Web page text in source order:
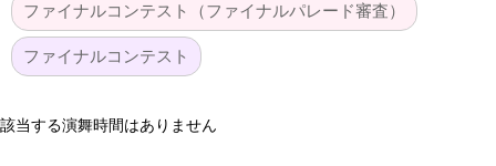
ファイナルコンテスト（ファイナルパレード審査）
ファイナルコンテスト
該当する演舞時間はありません